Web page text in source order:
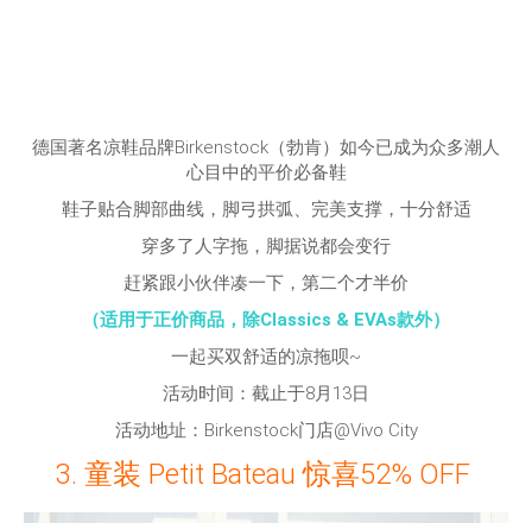
德国著名凉鞋品牌Birkenstock（勃肯）如今已成为众多潮人
心目中的平价必备鞋
鞋子贴合脚部曲线，脚弓拱弧、完美支撑，十分舒适
穿多了人字拖，脚据说都会变行
赶紧跟小伙伴凑一下，第二个才半价
（适用于正价商品，除Classics & EVAs款外）
一起买双舒适的凉拖呗~
活动时间：截止于8月13日
活动地址：Birkenstock门店@Vivo City
3. 童装 Petit Bateau 惊喜52% OFF